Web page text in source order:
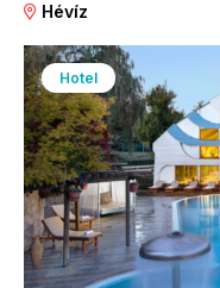
Hévíz
Hotel